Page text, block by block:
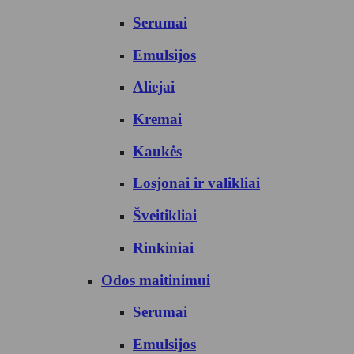
Serumai
Emulsijos
Aliejai
Kremai
Kaukės
Losjonai ir valikliai
Šveitikliai
Rinkiniai
Odos maitinimui
Serumai
Emulsijos